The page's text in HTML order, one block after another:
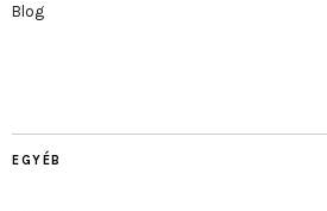
Blog
EGYÉB